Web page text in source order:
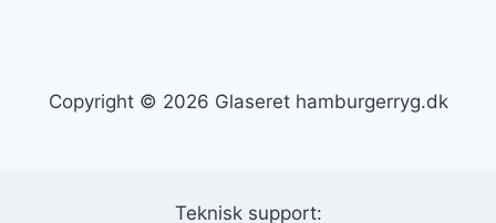
Copyright © 2026 Glaseret hamburgerryg.dk
Teknisk support: